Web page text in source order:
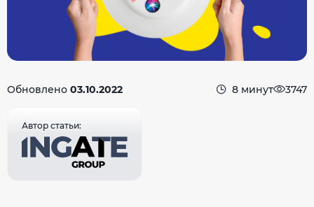
Обновлено 03.10.2022 8 минут 3747
Автор статьи: